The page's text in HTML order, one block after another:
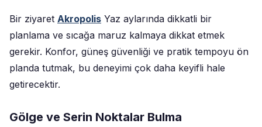
Bir ziyaret Akropolis Yaz aylarında dikkatli bir
planlama ve sıcağa maruz kalmaya dikkat etmek
gerekir. Konfor, güneş güvenliği ve pratik tempoyu ön
planda tutmak, bu deneyimi çok daha keyifli hale
getirecektir.
Gölge ve Serin Noktalar Bulma